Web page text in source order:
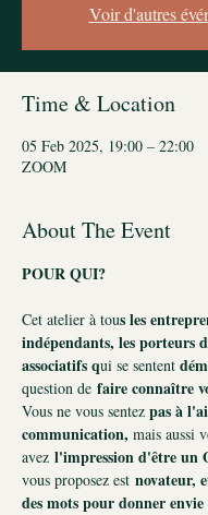
Voir d'autres
Time & Location
05 Feb 2025, 19:00 – 22:00
ZOOM
About The Event
POUR QUI?
Cet atelier à tous les
indépendants, les porteurs
associatifs qui se sentent
question de faire connaître
Vous ne vous sentez pas à
communication, mais aussi
avez l'impression d'être un
vous proposez est novateur,
des mots pour donner